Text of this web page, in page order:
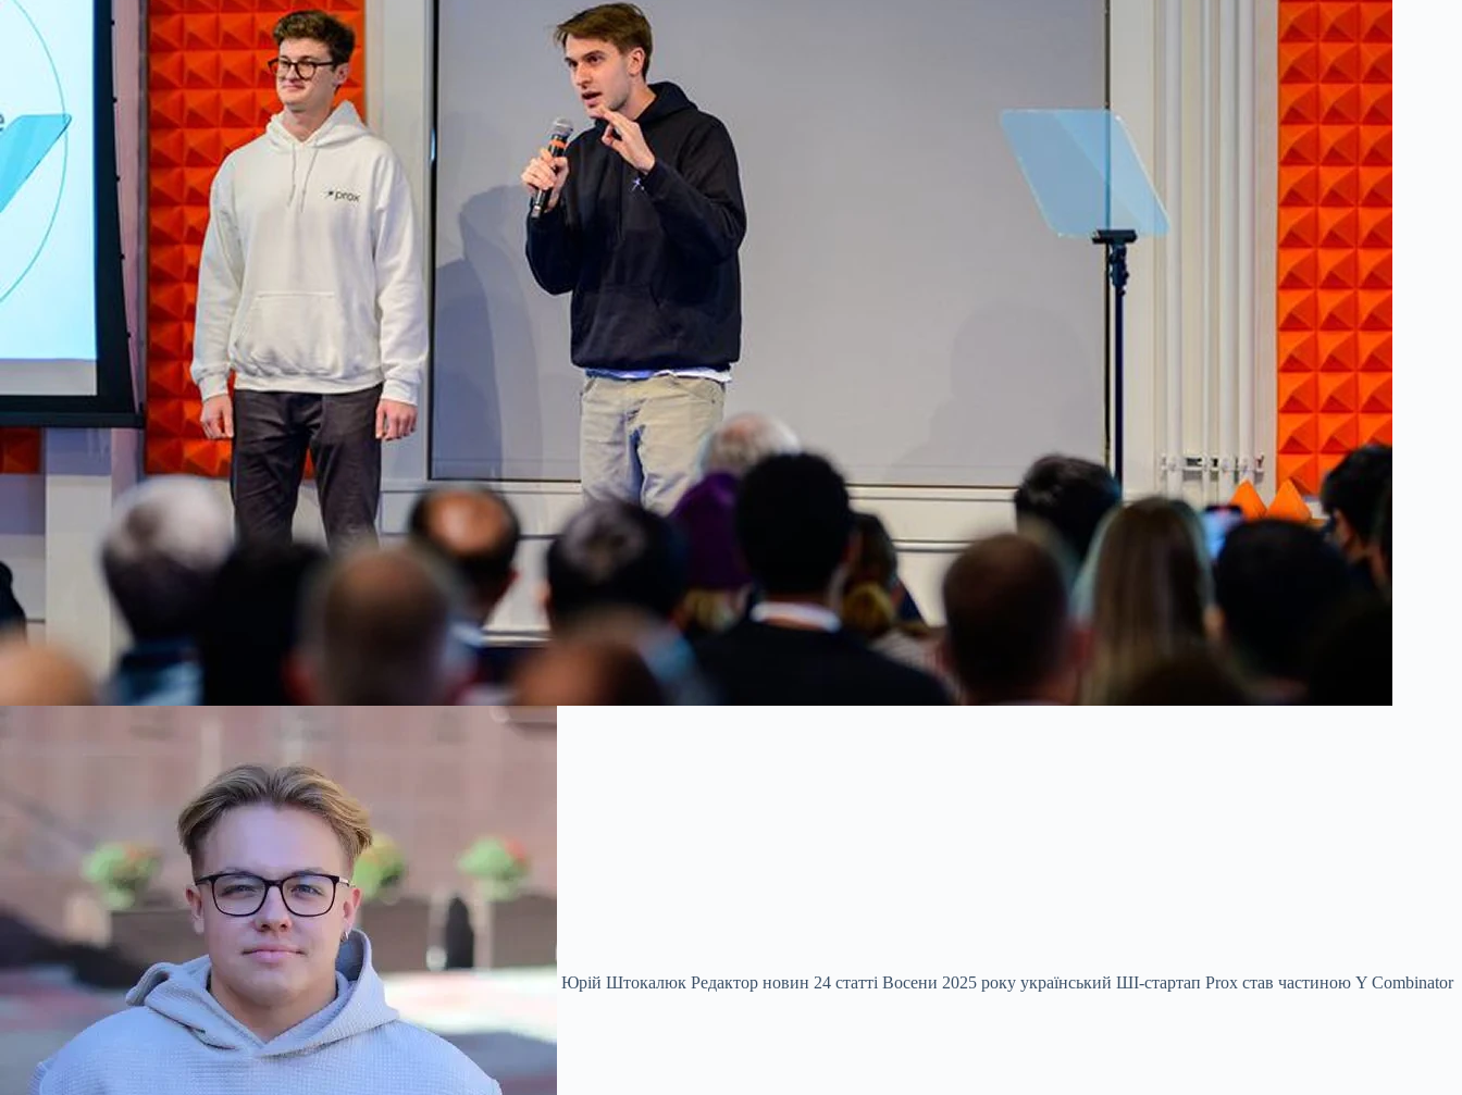
Юрій Штокалюк Редактор новин 24 статті Восени 2025 року український ШІ-стартап Prox став частиною Y Combinator